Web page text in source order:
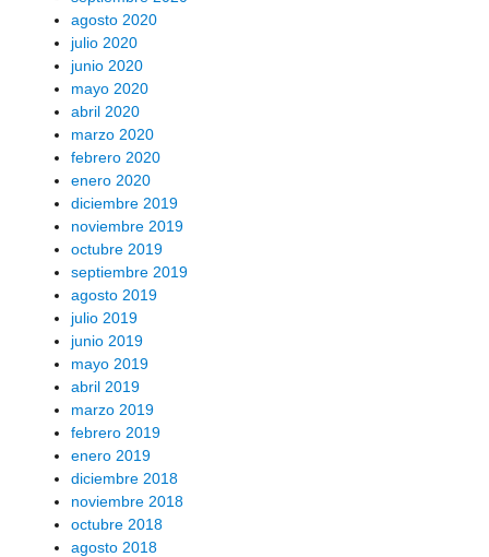
agosto 2020
julio 2020
junio 2020
mayo 2020
abril 2020
marzo 2020
febrero 2020
enero 2020
diciembre 2019
noviembre 2019
octubre 2019
septiembre 2019
agosto 2019
julio 2019
junio 2019
mayo 2019
abril 2019
marzo 2019
febrero 2019
enero 2019
diciembre 2018
noviembre 2018
octubre 2018
agosto 2018